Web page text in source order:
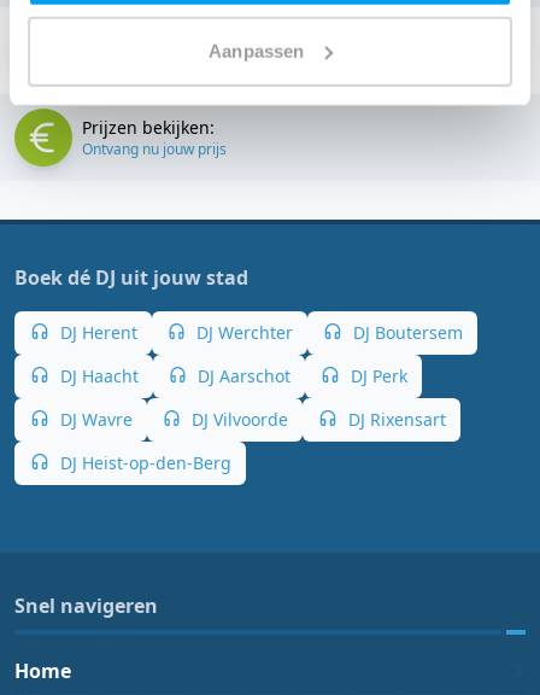
Aanpassen
Stuur een Appje:
Prijzen bekijken:
Ontvang nu jouw prijs
Boek dé DJ uit jouw stad
DJ Herent DJ Werchter
DJ Boutersem
DJ Haacht
DJ Aarschot
DJ Perk
DJ Wavre
DJ Vilvoorde
DJ Rixensart
DJ Heist-op-den-Berg
Snel navigeren
Home